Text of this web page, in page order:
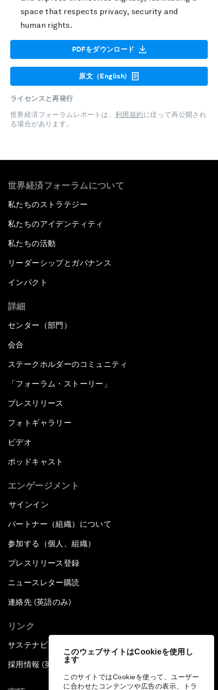
このウェブサイトはCookieを使用し
ます
このサイトではCookieを使って、ユーザー
に合わせたコンテンツや広告の表示、トラ
space that respects privacy, security and
human rights.
PDFをダウンロード
原文（English)
ライセンスと再発行
世界経済フォーラムレポートは、 利用規約に従って再公開され
る場合があります。
世界経済フォーラムについて
私たちのストラテジー
私たちのアイデンティティ
私たちの活動
リーダーシップとガバナンス
インパクト
詳細
センター（部門）
会合
ステークホルダーのコミュニティ
「フォーラム・ストーリー」
プレスリリース
フォトギャラリー
ビデオ
ポッドキャスト
エンゲージメント
サインイン
パートナー（組織）について
参加する（個人、組織）
プレスリリース登録
ニュースレター購読
連絡先 (英語のみ)
リンク
サステナビリティへの取り組み
採用情報 (英語のみ)